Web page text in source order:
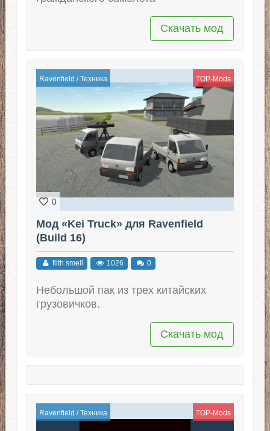
Скачать мод
Ravenfield /Техника TOP-Mods
0
Мод «Kei Truck» для Ravenfield
(Build 16)
filth smell 1026 0
Небольшой пак из трех китайских
грузовичков.
Скачать мод
Ravenfield /Техника TOP-Mods